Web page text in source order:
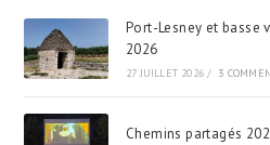
Port-Lesney et
2026
27 JUILLET 2026 / 3
Chemins partagés